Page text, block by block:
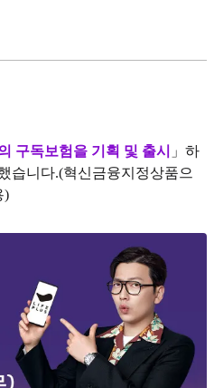
구독보험을 기획 및 출시
」하
습니다.(혁신금융지정상품으
)